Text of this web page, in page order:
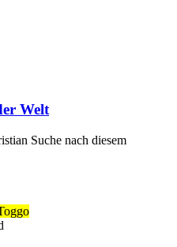
Welt
Suche nach diesem